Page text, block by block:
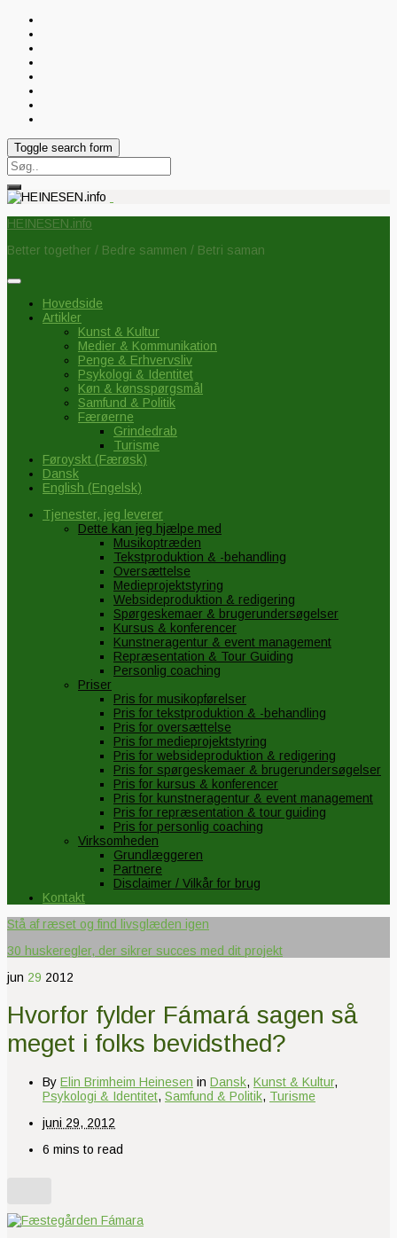
Toggle search form
Search
for:
HEINESEN.info
Better together / Bedre sammen / Betri saman
Hovedside
Artikler
Kunst & Kultur
Medier & Kommunikation
Penge & Erhvervsliv
Psykologi & Identitet
Køn & kønsspørgsmål
Samfund & Politik
Færøerne
Grindedrab
Turisme
Føroyskt (Færøsk)
Dansk
English (Engelsk)
Tjenester, jeg leverer
Dette kan jeg hjælpe med
Musikoptræden
Tekstproduktion & -behandling
Oversættelse
Medieprojektstyring
Websideproduktion & redigering
Spørgeskemaer & brugerundersøgelser
Kursus & konferencer
Kunstneragentur & event management
Repræsentation & Tour Guiding
Personlig coaching
Priser
Pris for musikopførelser
Pris for tekstproduktion & -behandling
Pris for oversættelse
Pris for medieprojektstyring
Pris for websideproduktion & redigering
Pris for spørgeskemaer & brugerundersøgelser
Pris for kursus & konferencer
Pris for kunstneragentur & event management
Pris for repræsentation & tour guiding
Pris for personlig coaching
Virksomheden
Grundlæggeren
Partnere
Disclaimer / Vilkår for brug
Kontakt
Stå af ræset og find livsglæden igen
30 huskeregler, der sikrer succes med dit projekt
jun 29 2012
Hvorfor fylder Fámará sagen så
meget i folks bevidsthed?
By Elin Brimheim Heinesen in Dansk, Kunst & Kultur,
Psykologi & Identitet, Samfund & Politik, Turisme
juni 29, 2012
6 mins to read